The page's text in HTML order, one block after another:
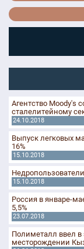
Агентство Moody's
сталелитейному
24.10.2018
Выпуск легковых
16%
15.10.2018
15.10.2018
Россия в январе-
5,5%
23.07.2018
Полиметалл ввел
месторождении